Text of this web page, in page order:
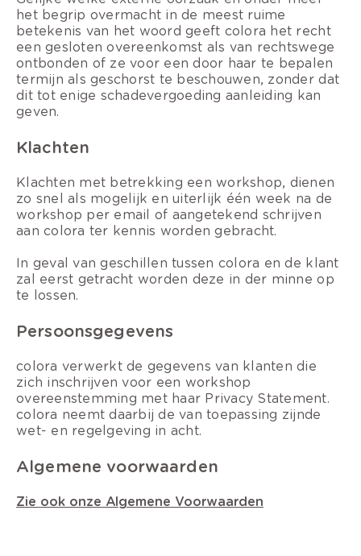
het begrip overmacht in de meest ruime
betekenis van het woord geeft colora het recht
een gesloten overeenkomst als van rechtswege
ontbonden of ze voor een door haar te bepalen
termijn als geschorst te beschouwen, zonder dat
dit tot enige schadevergoeding aanleiding kan
geven.
Klachten
Klachten met betrekking een workshop, dienen
zo snel als mogelijk en uiterlijk één week na de
workshop per email of aangetekend schrijven
aan colora ter kennis worden gebracht.
In geval van geschillen tussen colora en de klant
zal eerst getracht worden deze in der minne op
te lossen.
Persoonsgegevens
colora verwerkt de gegevens van klanten die
zich inschrijven voor een workshop
overeenstemming met haar Privacy Statement.
colora neemt daarbij de van toepassing zijnde
wet- en regelgeving in acht.
Algemene voorwaarden
Zie ook onze Algemene Voorwaarden